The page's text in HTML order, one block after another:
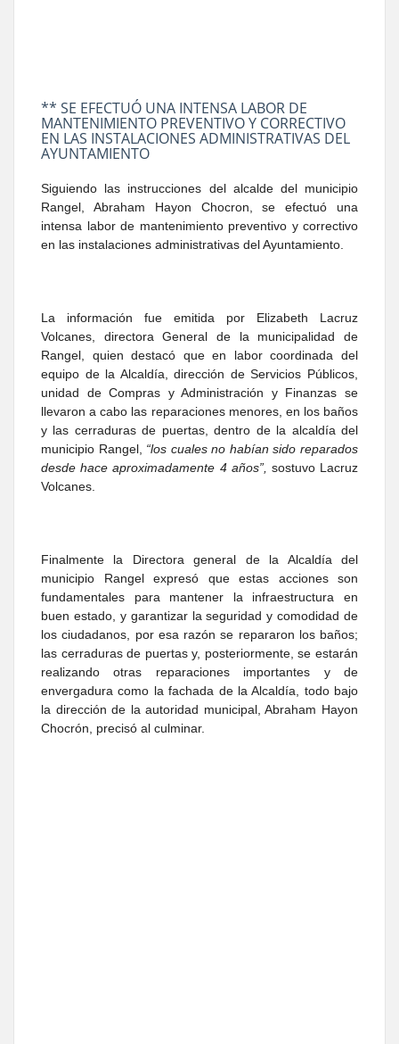
** SE EFECTUÓ UNA INTENSA LABOR DE
MANTENIMIENTO PREVENTIVO Y CORRECTIVO
EN LAS INSTALACIONES ADMINISTRATIVAS DEL
AYUNTAMIENTO
Siguiendo las instrucciones del alcalde del municipio
Rangel, Abraham Hayon Chocron, se efectuó una
intensa labor de mantenimiento preventivo y correctivo
en las instalaciones administrativas del Ayuntamiento.
La información fue emitida por Elizabeth Lacruz
Volcanes, directora General de la municipalidad de
Rangel, quien destacó que en labor coordinada del
equipo de la Alcaldía, dirección de Servicios Públicos,
unidad de Compras y Administración y Finanzas se
llevaron a cabo las reparaciones menores, en los baños
y las cerraduras de puertas, dentro de la alcaldía del
municipio Rangel, “los cuales no habían sido reparados
desde hace aproximadamente 4 años”, sostuvo Lacruz
Volcanes.
Finalmente la Directora general de la Alcaldía del
municipio Rangel expresó que estas acciones son
fundamentales para mantener la infraestructura en
buen estado, y garantizar la seguridad y comodidad de
los ciudadanos, por esa razón se repararon los baños;
las cerraduras de puertas y, posteriormente, se estarán
realizando otras reparaciones importantes y de
envergadura como la fachada de la Alcaldía, todo bajo
la dirección de la autoridad municipal, Abraham Hayon
Chocrón, precisó al culminar.